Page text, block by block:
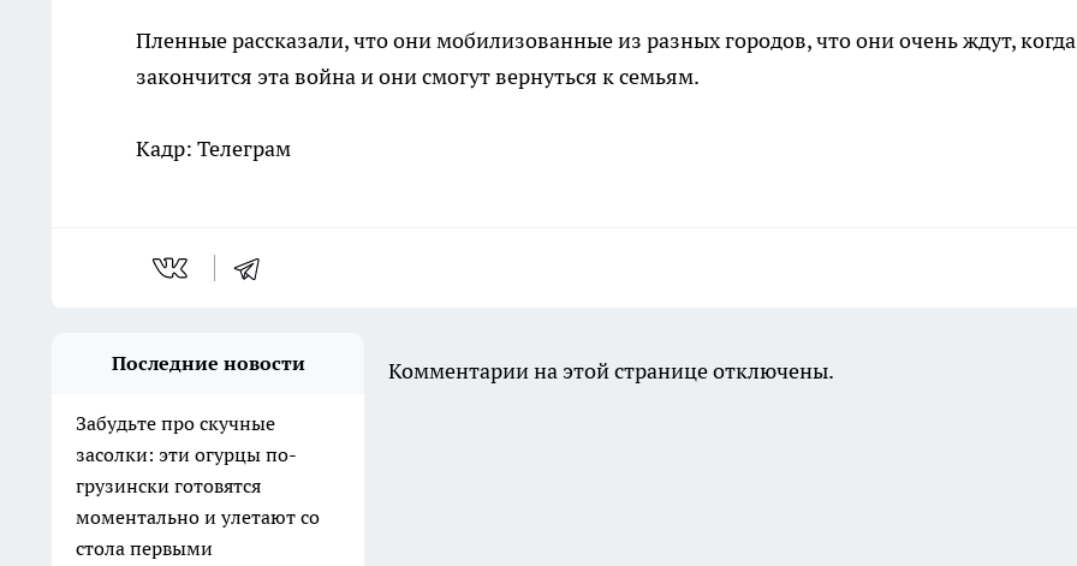
Пленные рассказали, что они мобилизованные из разных городов, что они очень ждут, когда
закончится эта война и они смогут вернуться к семьям.
Кадр: Телеграм
Последние новости
Забудьте про скучные
засолки: эти огурцы по-
грузински готовятся
моментально и улетают со
стола первыми
Комментарии на этой странице отключены.